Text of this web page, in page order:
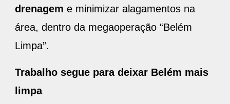
drenagem e minimizar alagamentos na
área, dentro da megaoperação “Belém
Limpa”.
Trabalho segue para deixar Belém mais
limpa